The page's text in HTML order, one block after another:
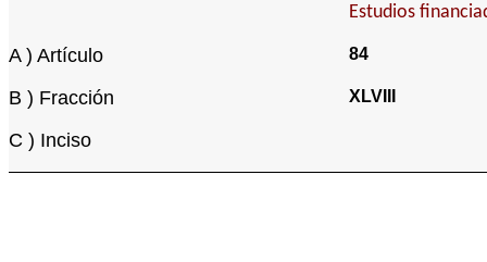
Estudios
A ) Artículo 84
B ) Fracción XLVIII
C ) Inciso